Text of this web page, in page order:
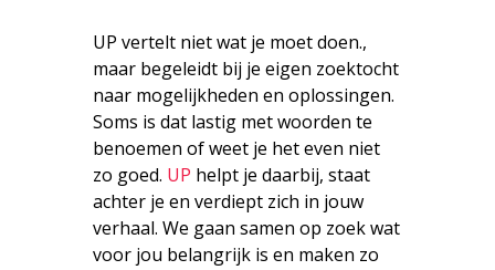
UP vertelt niet wat je moet doen.,
maar begeleidt bij je eigen zoektocht
naar mogelijkheden en oplossingen.
Soms is dat lastig met woorden te
benoemen of weet je het even niet
zo goed. UP helpt je daarbij, staat
achter je en verdiept zich in jouw
verhaal. We gaan samen op zoek wat
voor jou belangrijk is en maken zo